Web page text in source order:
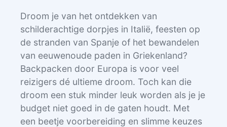
Droom je van het ontdekken van
schilderachtige dorpjes in Italië, feesten op
de stranden van Spanje of het bewandelen
van eeuwenoude paden in Griekenland?
Backpacken door Europa is voor veel
reizigers dé ultieme droom. Toch kan die
droom een stuk minder leuk worden als je je
budget niet goed in de gaten houdt. Met
een beetje voorbereiding en slimme keuzes